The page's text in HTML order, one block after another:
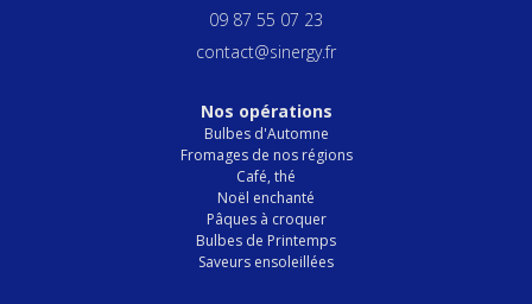
09 87 55 07 23
contact@sinergy.fr
Nos opérations
Bulbes d'Automne
Fromages de nos régions
Café, thé
Noël enchanté
Pâques à croquer
Bulbes de Printemps
Saveurs ensoleillées